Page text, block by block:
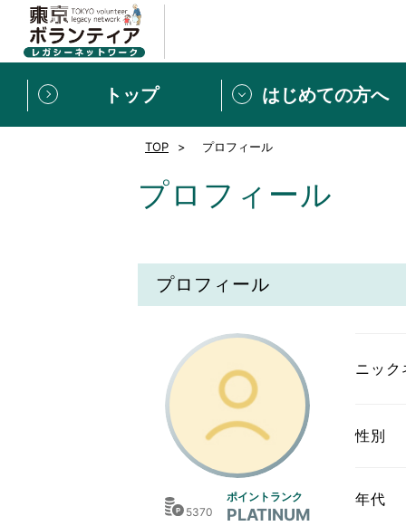
トップ はじめての方へ
新規登録 ボランティア
東京ボランティアレガ
VLNポイントとは
東京2020大会の軌跡
シティキャスト
おもてなし語学ボランティ
TOP プロフィール
プロフィール
プロフィール
5370
ポイントランク
PLATINUM
ニック
性別
年代